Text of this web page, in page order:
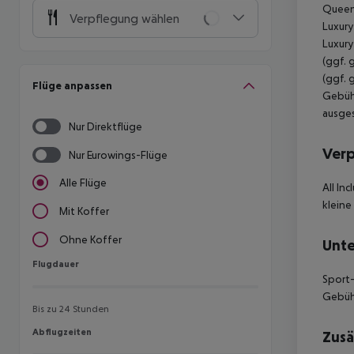
Verpflegung wählen
Flüge anpassen
Nur Direktflüge
Nur Eurowings-Flüge
Alle Flüge
Mit Koffer
Ohne Koffer
Flugdauer
Flugdauer
Bis zu 24 Stunden
Abflugzeiten
Abflugzeiten
(ggf.
(ggf.
All